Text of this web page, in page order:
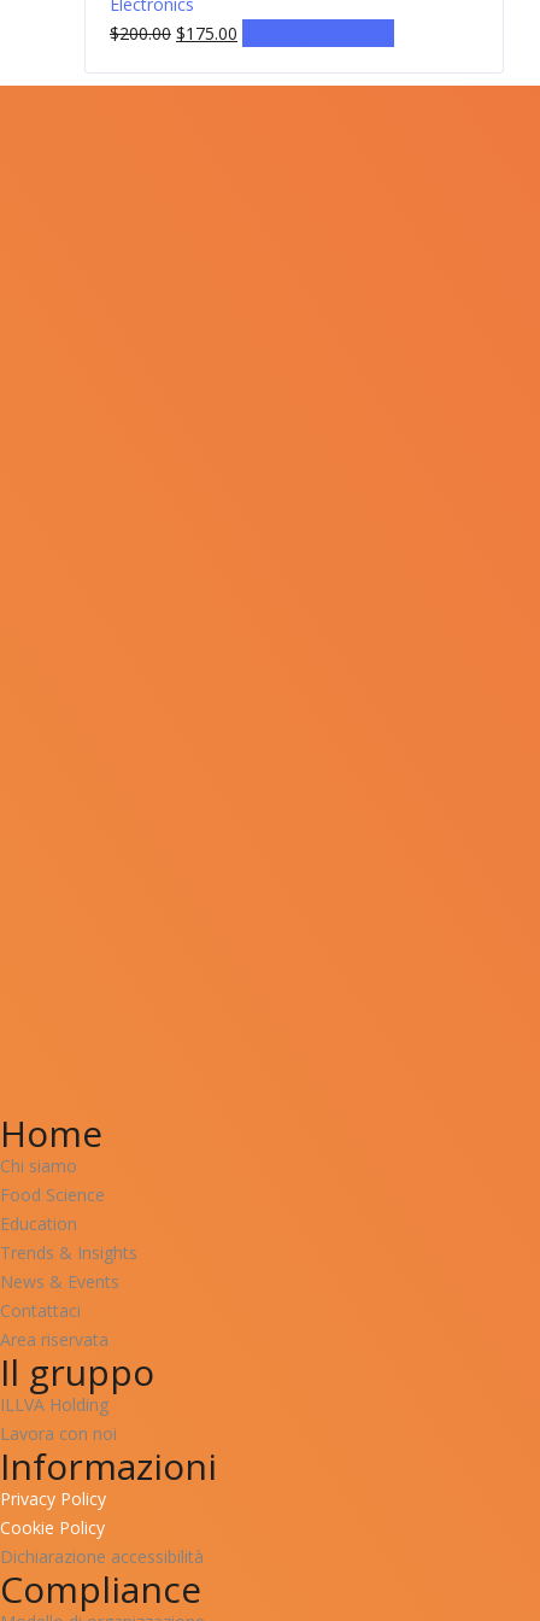
Modello di organizzazione
Codice etico gruppo ILLVA
Whistleblowing DSI
Contatti
Per segnalazioni di tipo etico
scrivere a
+39 0444 333 600
info@disaronnoingredients.com
P.iva 02619740240
Sede Centrale
Disaronno Ingredients S.p.a.
Via IV Novembre, 12 – 36077
Altavilla Vicentina (VI)